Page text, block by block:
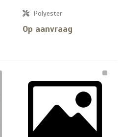
Polyester
Op aanvraag